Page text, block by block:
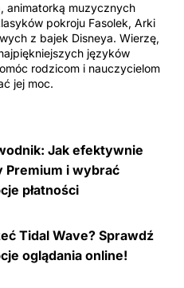
animatorką muzycznych
pokroju Fasolek, Arki
z bajek Disneya. Wierzę,
języków
rodzicom i nauczycielom
jej moc.
Jak efektywnie
Premium i wybrać
płatności
Tidal Wave? Sprawdź
oglądania online!